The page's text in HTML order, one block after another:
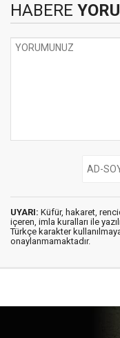
HABERE
UYARI: Küfür, hakaret,
içeren, imla kuralları ile
Türkçe karakter
onaylanmamaktadır.